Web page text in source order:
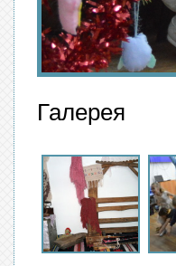
Галерея